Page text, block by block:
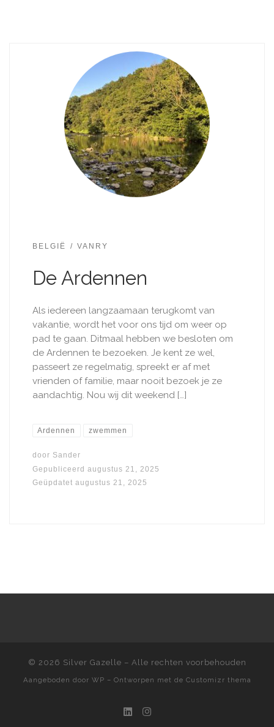
BELGIË VANRY
De Ardennen
Als iedereen langzaamaan terugkomt van
vakantie, wordt het voor ons tijd om weer op
pad te gaan. Ditmaal hebben we besloten om
de Ardennen te bezoeken. Je kent ze wel,
passeert ze regelmatig, spreekt er af met
vrienden of familie, maar nooit bezoek je ze
aandachtig. Nou wij dit weekend […]
Ardennen zwemmen
door Sander
Gepubliceerd augustus 21, 2025
Geüpdatet augustus 21, 2025
© 2026 Silver Gazelle – Alle rechten voorbehouden
Aangeboden door WP – Ontworpen met de Customizr thema